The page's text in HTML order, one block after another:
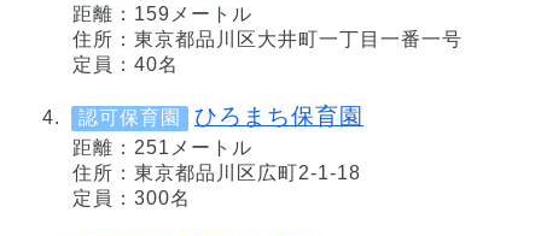
距離：159メートル
住所：東京都品川区大井町一丁目一番一号
定員：40名
認可保育園 ひろまち保育園
距離：251メートル
住所：東京都品川区広町2-1-18
定員：300名